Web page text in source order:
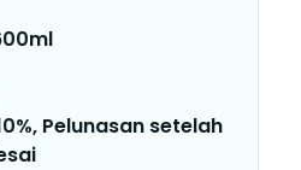
Pelunasan setelah